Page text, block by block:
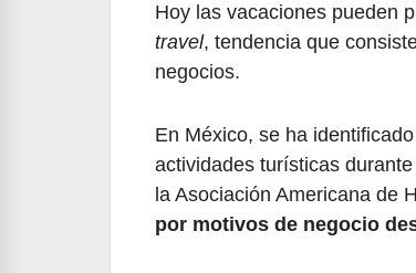
Hoy las vacaciones pueden
travel, tendencia que
negocios.
En México, se ha
actividades turísticas
la Asociación Americana de
por motivos de negocio